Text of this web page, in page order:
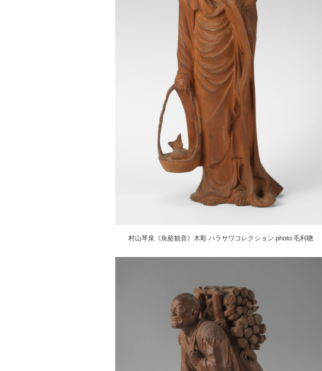
村山琴泉《魚籃観音》木彫 ハラサワコレクション photo:毛利聰